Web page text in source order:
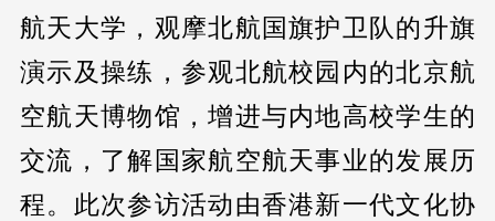
航天大学，观摩北航国旗护卫队的升旗
演示及操练，参观北航校园内的北京航
空航天博物馆，增进与内地高校学生的
交流，了解国家航空航天事业的发展历
程。此次参访活动由香港新一代文化协